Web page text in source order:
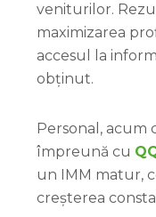
veniturilor.
maximizarea
accesul la
obținut.
Personal, acum
împreună cu
un IMM matur,
creșterea